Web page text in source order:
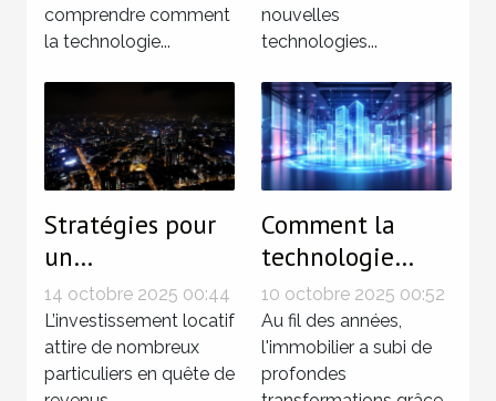
comprendre comment
la technologie...
nouvelles
technologies...
Stratégies pour
un
investissement
locatif sans
tracas
14 octobre 2025 00:44
L’investissement locatif
attire de nombreux
particuliers en quête de
Comment la
technologie
révolutionne-t-
elle
l'investissement
immobilier ?
10 octobre 2025 00:52
Au fil des années,
l'immobilier a subi de
profondes